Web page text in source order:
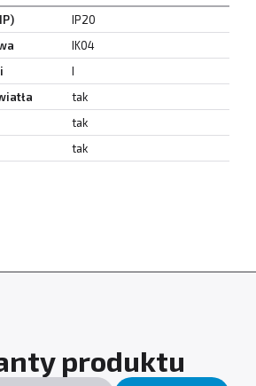
IP20
IK04
I
tak
tak
tak
produktu